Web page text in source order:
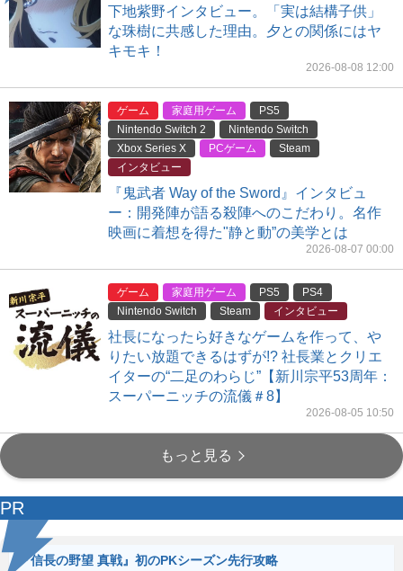
下地紫野インタビュー。「実は結構子供」
な珠樹に共感した理由。夕との関係にはヤ
キモキ！
2026-08-08 12:00
ゲーム 家庭用ゲーム
PS5
Nintendo Switch 2
Nintendo Switch
Xbox Series X
PCゲーム
Steam
インタビュー
『鬼武者 Way of the Sword』インタビュ
ー：開発陣が語る殺陣へのこだわり。名作
映画に着想を得た"静と動”の美学とは
2026-08-07 00:00
ゲーム 家庭用ゲーム PS5
PS4
Nintendo Switch
Steam インタビュー
社長になったら好きなゲームを作って、や
りたい放題できるはずが!? 社長業とクリエ
イターの“二足のわらじ”【新川宗平53周年：
スーパーニッチの流儀＃8】
2026-08-05 10:50
もっと見る
PR
『信長の野望 真戦』初のPKシーズン先行攻略